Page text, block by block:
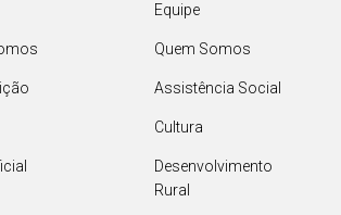
Equipe
Quem Somos
Assistência Social
Cultura
Desenvolvimento
Rural